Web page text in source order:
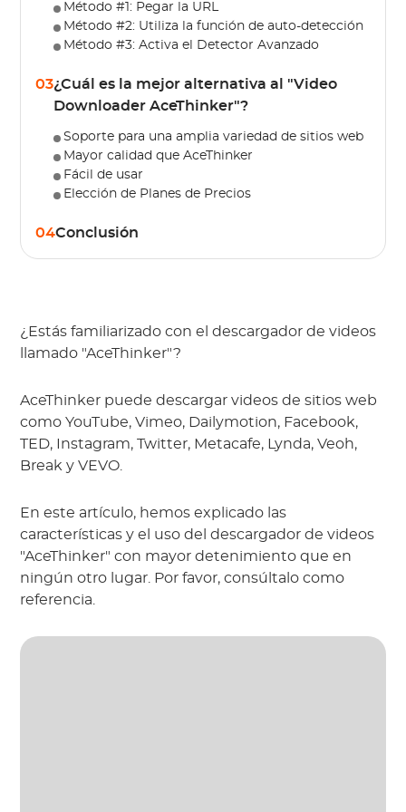
Método #1: Pegar la URL
Método #2: Utiliza la función de auto-detección
Método #3: Activa el Detector Avanzado
03¿Cuál es la mejor alternativa al "Video
Downloader AceThinker"?
Soporte para una amplia variedad de sitios web
Mayor calidad que AceThinker
Fácil de usar
Elección de Planes de Precios
04Conclusión
¿Estás familiarizado con el descargador de videos
llamado "AceThinker"?
AceThinker puede descargar videos de sitios web
como YouTube, Vimeo, Dailymotion, Facebook,
TED, Instagram, Twitter, Metacafe, Lynda, Veoh,
Break y VEVO.
En este artículo, hemos explicado las
características y el uso del descargador de videos
"AceThinker" con mayor detenimiento que en
ningún otro lugar. Por favor, consúltalo como
referencia.